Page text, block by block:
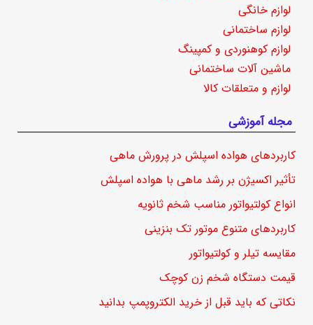
لوازم خانگی
لوازم ساختمانی
لوازم کوهنوردی و کمپینگ
ماشین آلات ساختمانی
لوازم و متعلقات کالا
مجله آموزشی
کاربردهای هواده اسپلش در پرورش ماهی
تأثیر اکسیژن بر رشد ماهی با هواده اسپلش
انواع کولتیواتور مناسب شخم ثانویه
کاربردهای متنوع موتور تک بنزینی
مقایسه تیلر و کولتیواتور
قیمت دستگاه شخم زن کوچک
نکاتی که باید قبل از خرید الکتروپمپ بدانید